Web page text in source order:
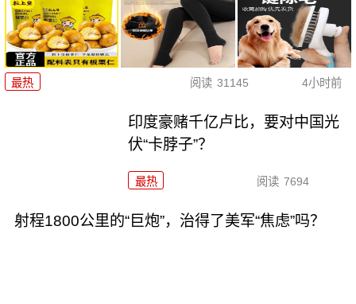
最热 阅读 31145 4小时前
印度豪赌千亿卢比，要对中国光
伏“卡脖子”？
最热 阅读 7694
射程1800公里的“巨炮”，治得了美军“焦虑”吗？